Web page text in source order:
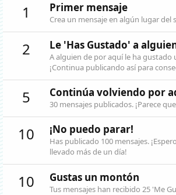
1 Primer mensaje
Crea un mensaje en algún lugar del
2 Le 'Has Gustado' a
A alguien de por aquí le ha gustado
¡Continua publicando así para
5 Continúa volviendo por
30 mensajes publicados. ¡Parece
10 ¡No puedo parar!
Has publicado 100 mensajes.
llevado más de un día!
10 Gustas un montón
Tus mensajes han recibido 25 'Me